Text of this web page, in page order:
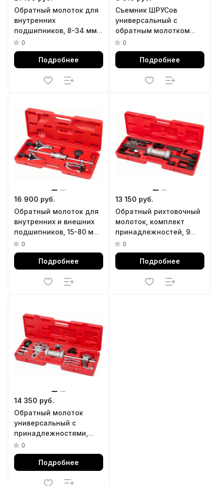
Обратный молоток для
внутренних
подшипников, 8-34 мм,
кейс, 10 предметов
МАСТАК 100-31010C
0
Подробнее
Съемник ШРУСов
универсальный с
обратным молотком
МАСТАК 104-20006
0
Подробнее
16 900 руб.
Обратный молоток для
внутренних и внешних
подшипников, 15-80 мм,
кейс, 6 предметов
МАСТАК 100-31005C
0
Подробнее
13 150 руб.
Обратный рихтовочный
молоток, комплект
принадлежностей, 9
предметов МАСТАК 117-
00009C
0
Подробнее
14 350 руб.
Обратный молоток
универсальный с
принадлежностями,
кейс, 17 предметов
МАСТАК 100-40017C
0
Подробнее